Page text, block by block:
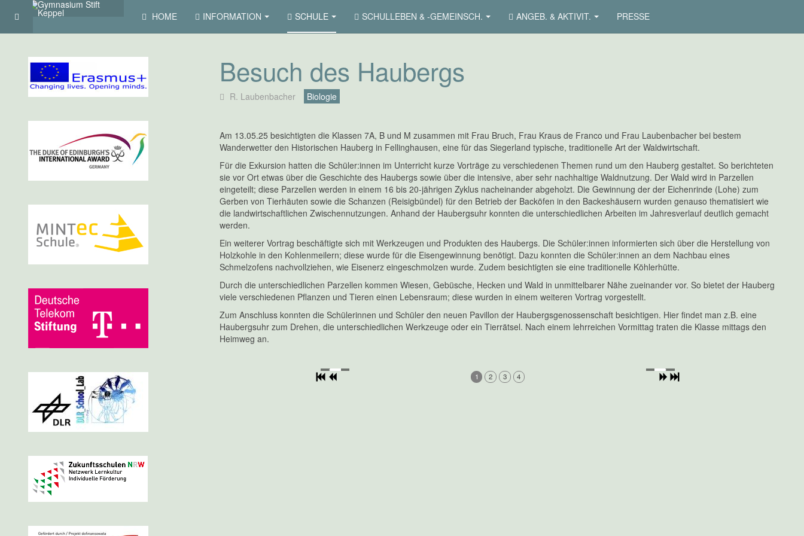
HOME INFORMATION SCHULE SCHULLEBEN & -GEMEINSCH. ANGEB. & AKTIVIT. PRESSE
Besuch des Haubergs
R. Laubenbacher Biologie
Am 13.05.25 besichtigten die Klassen 7A, B und M zusammen mit Frau Bruch, Frau Kraus de Franco und Frau Laubenbacher bei bestem
Wanderwetter den Historischen Hauberg in Fellinghausen, eine für das Siegerland typische, traditionelle Art der Waldwirtschaft.
Für die Exkursion hatten die Schüler:innen im Unterricht kurze Vorträge zu verschiedenen Themen rund um den Hauberg gestaltet. So berichteten
sie vor Ort etwas über die Geschichte des Haubergs sowie über die intensive, aber sehr nachhaltige Waldnutzung. Der Wald wird in Parzellen
eingeteilt; diese Parzellen werden in einem 16 bis 20-jährigen Zyklus nacheinander abgeholzt. Die Gewinnung der der Eichenrinde (Lohe) zum
Gerben von Tierhäuten sowie die Schanzen (Reisigbündel) für den Betrieb der Backöfen in den Backeshäusern wurden genauso thematisiert wie
die landwirtschaftlichen Zwischennutzungen. Anhand der Haubergsuhr konnten die unterschiedlichen Arbeiten im Jahresverlauf deutlich gemacht
werden.
Ein weiterer Vortrag beschäftigte sich mit Werkzeugen und Produkten des Haubergs. Die Schüler:innen informierten sich über die Herstellung von
Holzkohle in den Kohlenmeilern; diese wurde für die Eisengewinnung benötigt. Dazu konnten die Schüler:innen an dem Nachbau eines
Schmelzofens nachvollziehen, wie Eisenerz eingeschmolzen wurde. Zudem besichtigten sie eine traditionelle Köhlerhütte.
Durch die unterschiedlichen Parzellen kommen Wiesen, Gebüsche, Hecken und Wald in unmittelbarer Nähe zueinander vor. So bietet der Hauberg
viele verschiedenen Pflanzen und Tieren einen Lebensraum; diese wurden in einem weiteren Vortrag vorgestellt.
Zum Anschluss konnten die Schülerinnen und Schüler den neuen Pavillon der Haubergsgenossenschaft besichtigen. Hier findet man z.B. eine
Haubergsuhr zum Drehen, die unterschiedlichen Werkzeuge oder ein Tierrätsel. Nach einem lehrreichen Vormittag traten die Klasse mittags den
Heimweg an.
1 2 3 4